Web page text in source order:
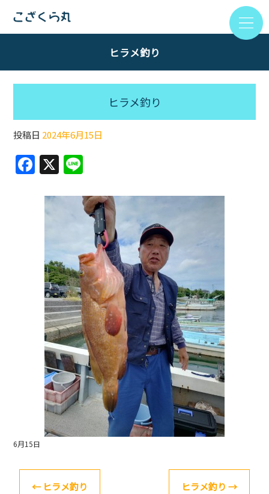
ヒラメ釣り
ヒラメ釣り
投稿日 2024年6月15日
F
c
o
o
k
X
e
6月15日
← ヒラメ釣り ヒラメ釣り →